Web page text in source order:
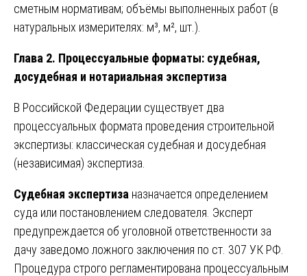
сметным нормативам; объёмы выполненных работ (в
натуральных измерителях: м³, м², шт.).
Глава 2. Процессуальные форматы: судебная,
досудебная и нотариальная экспертиза
В Российской Федерации существует два
процессуальных формата проведения строительной
экспертизы: классическая судебная и досудебная
(независимая) экспертиза.
Судебная экспертиза назначается определением
суда или постановлением следователя. Эксперт
предупреждается об уголовной ответственности за
дачу заведомо ложного заключения по ст. 307 УК РФ.
Процедура строго регламентирована процессуальным